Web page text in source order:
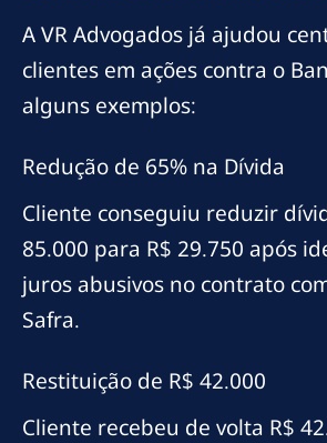
A VR Advogados já ajudou
clientes em ações contra o
alguns exemplos:
Redução de 65% na Dívida
Cliente conseguiu reduzir
85.000 para R$ 29.750 após
juros abusivos no contrato
Safra.
Restituição de R$ 42.000
Cliente recebeu de volta R$